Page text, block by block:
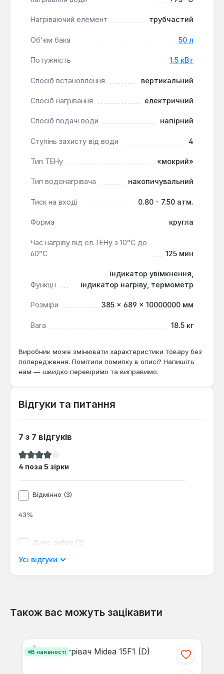
дозволяє легко контролювати та налаштовувати
температуру нагріву, забезпечуючи комфортне
Нагріваючий елемент трубчастий
Об'єм бака 50 л
Потужність 1.5 кВт
Спосіб встановлення вертикальний
Спосіб нагрівання електричний
Спосіб подачі води напірний
Ступінь захисту від води 4
Тип ТЕНу «мокрий»
Тип водонагрівача накопичувальний
Тиск на вході 0.80 - 7.50 атм.
Форма кругла
Час нагріву від ел.ТЕНу з 10°С до
60°С
125 мин
Функції
індикатор увімкнення,
індикатор нагріву, термометр
Розміри 385 × 689 × 10000000 мм
Вага 18.5 кг
Виробник може змінювати характеристики товару без
попередження. Помітили помилку в описі? Напишіть
нам — швидко перевіримо та виправимо.
Відгуки та питання
7 з 7 відгуків
Середня оцінка 4 з 5 зірок
4 поза 5 зірки
Відмінно (3)
43%
Дуже добре (2)
29%
14%
14%
Усі відгуки
Також вас можуть зацікавити
В наявності